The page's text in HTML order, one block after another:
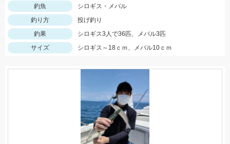
釣魚
シロギス・メバル
釣り方
投げ釣り
釣果
シロギス3人で36匹、メバル3匹
サイズ
シロギス～18ｃｍ、メバル10ｃｍ